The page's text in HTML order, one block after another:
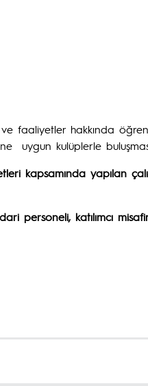
faaliyetler hakkında
uygun kulüplerle
kapsamında yapılan
personeli, katılımcı